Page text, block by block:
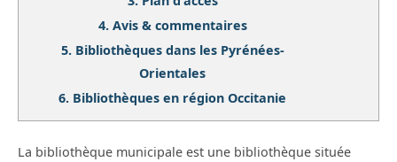
4. Avis & commentaires
5. Bibliothèques dans les Pyrénées-
Orientales
6. Bibliothèques en région Occitanie
La bibliothèque municipale est une bibliothèque située